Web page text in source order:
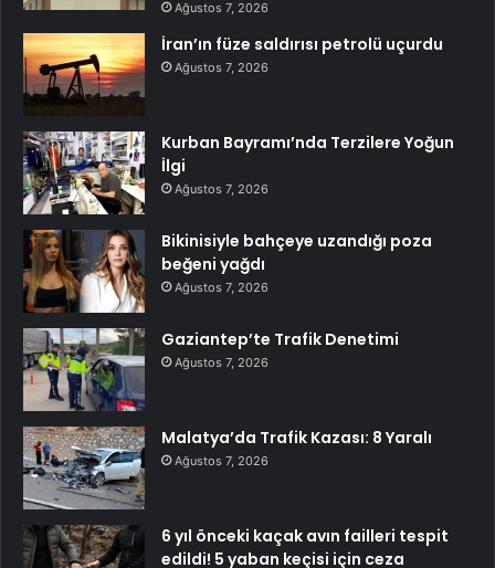
Ağustos 7, 2026
İran’ın füze saldırısı petrolü uçurdu
Ağustos 7, 2026
Kurban Bayramı’nda Terzilere Yoğun
İlgi
Ağustos 7, 2026
Bikinisiyle bahçeye uzandığı poza
beğeni yağdı
Ağustos 7, 2026
Gaziantep’te Trafik Denetimi
Ağustos 7, 2026
Malatya’da Trafik Kazası: 8 Yaralı
Ağustos 7, 2026
6 yıl önceki kaçak avın failleri tespit
edildi! 5 yaban keçisi için ceza